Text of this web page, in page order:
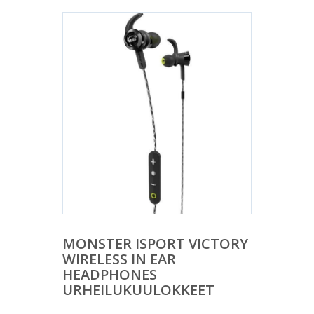
MONSTER ISPORT VICTORY
WIRELESS IN EAR
HEADPHONES
URHEILUKUULOKKEET